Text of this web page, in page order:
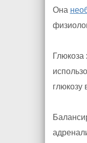
Она
Глюкоза
глюкозу